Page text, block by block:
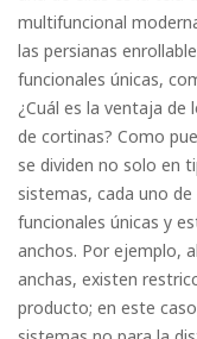
multifuncional
las persianas
funcionales únicas,
¿Cuál es la ventaja
de cortinas? Como
se dividen no solo en
sistemas, cada uno
funcionales únicas y
anchos. Por ejemplo,
anchas, existen
producto; en este